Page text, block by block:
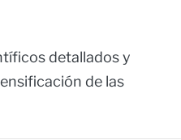
detallados y
de las